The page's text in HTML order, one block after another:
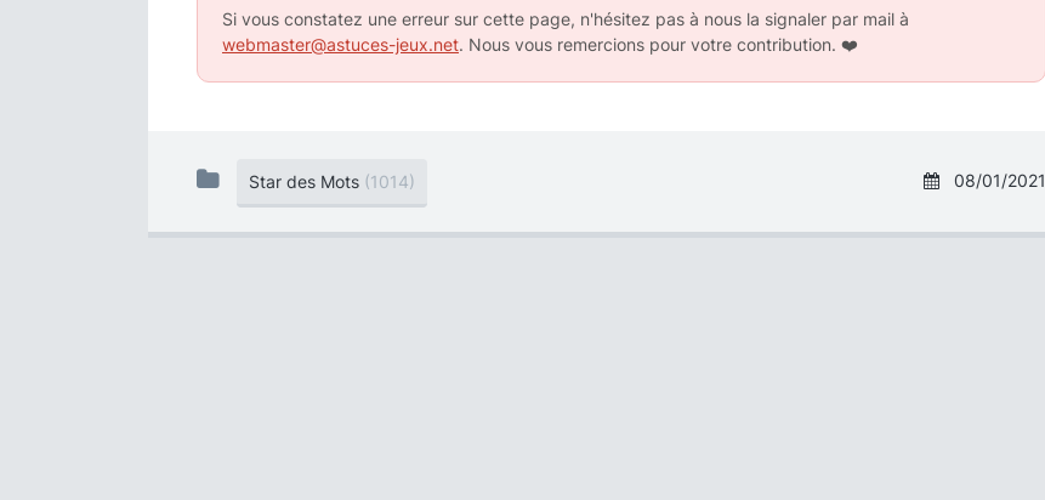
Si vous constatez une erreur sur cette page, n'hésitez pas à nous la signaler par mail à
webmaster@astuces-jeux.net. Nous vous remercions pour votre contribution. ❤️
08/01/2021
Star des Mots (1014)